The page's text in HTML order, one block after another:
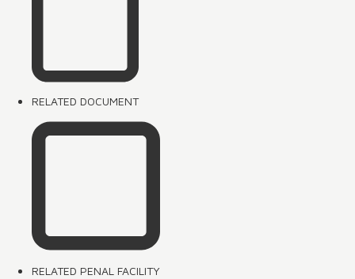
RELATED DOCUMENT
RELATED PENAL FACILITY